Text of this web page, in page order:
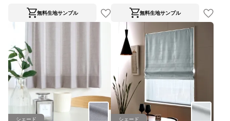
無料生地サンプル 無料生地サンプル
シェード シェード